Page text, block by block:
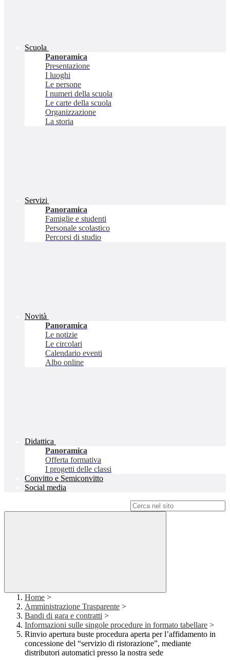
Scuola
Panoramica
Presentazione
I luoghi
Le persone
I numeri della scuola
Le carte della scuola
Organizzazione
La storia
Servizi
Panoramica
Famiglie e studenti
Personale scolastico
Percorsi di studio
Novità
Panoramica
Le notizie
Le circolari
Calendario eventi
Albo online
Didattica
Panoramica
Offerta formativa
I progetti delle classi
Convitto e Semiconvitto
Social media
Home >
Amministrazione Trasparente >
Bandi di gara e contratti >
Informazioni sulle singole procedure in formato tabellare >
Rinvio apertura buste procedura aperta per l’affidamento in
concessione del “servizio di ristorazione”, mediante
distributori automatici presso la nostra sede